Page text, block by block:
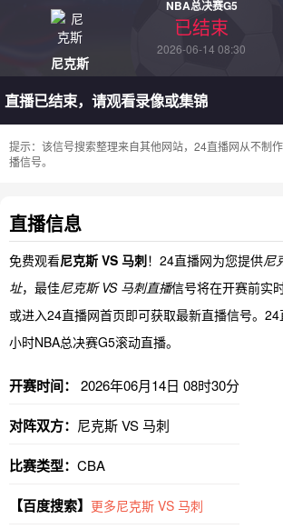
尼克斯
NBA总决赛G5
已结束
2026-06-14 08:30
直播已结束，请观看录像或集锦
提示：该信号搜索整理来自其他网站，24直播网从不制
播信号。
直播信息
免费观看尼克斯 VS 马刺！24直播网为您提供尼
址，最佳尼克斯 VS 马刺直播信号将在开赛前实
或进入24直播网首页即可获取最新直播信号。
小时NBA总决赛G5滚动直播。
开赛时间： 2026年06月14日 08时30分
对阵双方： 尼克斯 VS 马刺
比赛类型： CBA
【百度搜索】 更多尼克斯 VS 马刺